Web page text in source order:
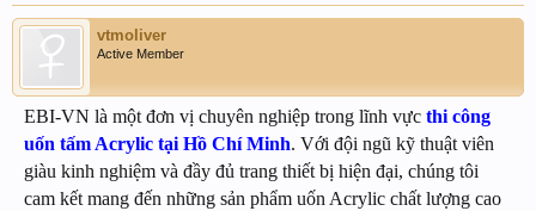
vtmoliver
Active Member
EBI-VN là một đơn vị chuyên nghiệp trong lĩnh vực thi công
uốn tấm Acrylic tại Hồ Chí Minh. Với đội ngũ kỹ thuật viên
giàu kinh nghiệm và đầy đủ trang thiết bị hiện đại, chúng tôi
cam kết mang đến những sản phẩm uốn Acrylic chất lượng cao